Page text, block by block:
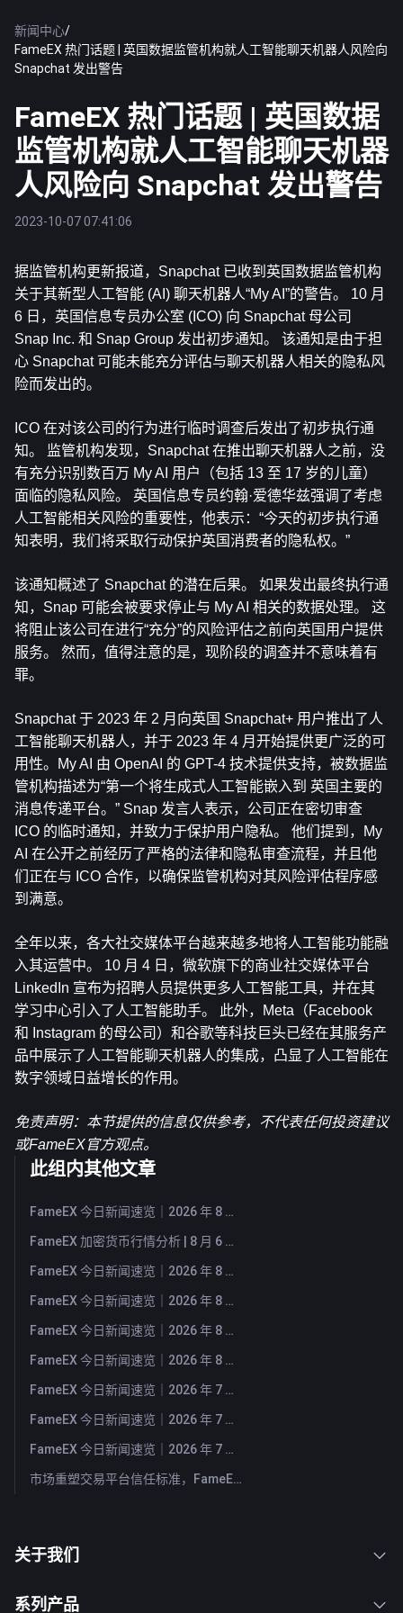
新闻中心/
FameEX 热门话题 | 英国数据监管机构就人工智能聊天机器人风险向
Snapchat 发出警告
FameEX 热门话题 | 英国数据
监管机构就人工智能聊天机器
人风险向 Snapchat 发出警告
2023-10-07 07:41:06
据监管机构更新报道，Snapchat 已收到英国数据监管机构
关于其新型人工智能 (AI) 聊天机器人“My AI”的警告。 10 月
6 日，英国信息专员办公室 (ICO) 向 Snapchat 母公司
Snap Inc. 和 Snap Group 发出初步通知。 该通知是由于担
心 Snapchat 可能未能充分评估与聊天机器人相关的隐私风
险而发出的。
ICO 在对该公司的行为进行临时调查后发出了初步执行通
知。 监管机构发现，Snapchat 在推出聊天机器人之前，没
有充分识别数百万 My AI 用户（包括 13 至 17 岁的儿童）
面临的隐私风险。 英国信息专员约翰·爱德华兹强调了考虑
人工智能相关风险的重要性，他表示：“今天的初步执行通
知表明，我们将采取行动保护英国消费者的隐私权。”
该通知概述了 Snapchat 的潜在后果。 如果发出最终执行通
知，Snap 可能会被要求停止与 My AI 相关的数据处理。 这
将阻止该公司在进行“充分”的风险评估之前向英国用户提供
服务。 然而，值得注意的是，现阶段的调查并不意味着有
罪。
Snapchat 于 2023 年 2 月向英国 Snapchat+ 用户推出了人
工智能聊天机器人，并于 2023 年 4 月开始提供更广泛的可
用性。My AI 由 OpenAI 的 GPT-4 技术提供支持，被数据监
管机构描述为“第一个将生成式人工智能嵌入到 英国主要的
消息传递平台。” Snap 发言人表示，公司正在密切审查
ICO 的临时通知，并致力于保护用户隐私。 他们提到，My
AI 在公开之前经历了严格的法律和隐私审查流程，并且他
们正在与 ICO 合作，以确保监管机构对其风险评估程序感
到满意。
全年以来，各大社交媒体平台越来越多地将人工智能功能融
入其运营中。 10 月 4 日，微软旗下的商业社交媒体平台
LinkedIn 宣布为招聘人员提供更多人工智能工具，并在其
学习中心引入了人工智能助手。 此外，Meta（Facebook
和 Instagram 的母公司）和谷歌等科技巨头已经在其服务产
品中展示了人工智能聊天机器人的集成，凸显了人工智能在
数字领域日益增长的作用。
免责声明：本节提供的信息仅供参考，不代表任何投资建议
或FameEX官方观点。
此组内其他文章
FameEX 今日新闻速览｜2026 年 8 月 7 日
FameEX 加密货币行情分析 | 8 月 6 日, 2026
FameEX 今日新闻速览｜2026 年 8 月 6 日
FameEX 今日新闻速览｜2026 年 8 月 5 日
FameEX 今日新闻速览｜2026 年 8 月 4 日
FameEX 今日新闻速览｜2026 年 8 月 3 日
FameEX 今日新闻速览｜2026 年 7 月 31 日
FameEX 今日新闻速览｜2026 年 7 月 30 日
FameEX 今日新闻速览｜2026 年 7 月 29 日
市场重塑交易平台信任标准，FameEX 以八年稳健运营持续服务全球用户
关于我们
系列产品